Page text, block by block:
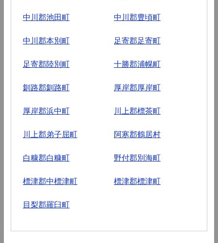
中川郡池田町 中川郡豊頃町
中川郡本別町 足寄郡足寄町
足寄郡陸別町 十勝郡浦幌町
釧路郡釧路町 厚岸郡厚岸町
厚岸郡浜中町 川上郡標茶町
川上郡弟子屈町 阿寒郡鶴居村
白糠郡白糠町 野付郡別海町
標津郡中標津町 標津郡標津町
目梨郡羅臼町